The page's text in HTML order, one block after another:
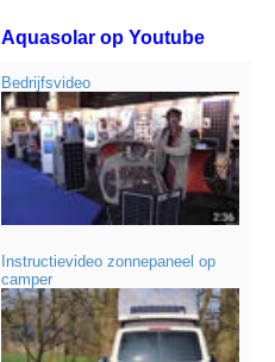
Aquasolar op Youtube
Bedrijfsvideo
Instructievideo zonnepaneel op
camper